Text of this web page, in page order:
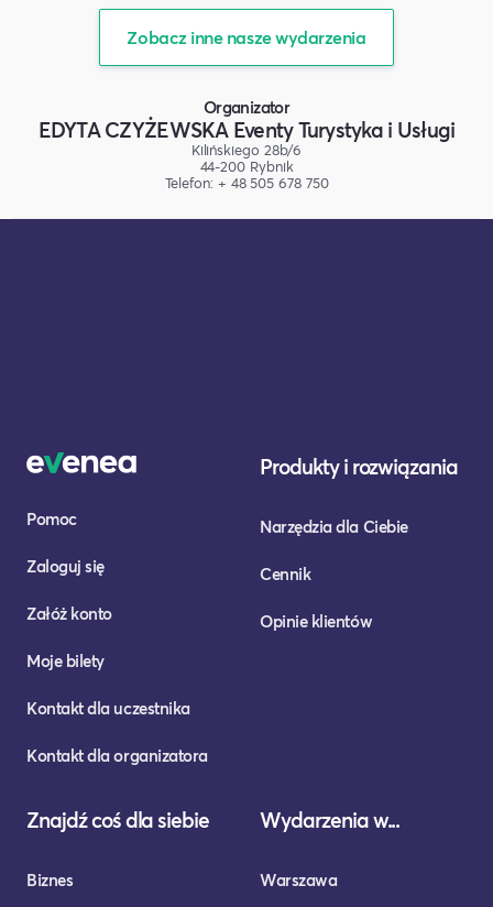
Zobacz inne nasze wydarzenia
Organizator
EDYTA CZYŻEWSKA Eventy Turystyka i Usługi
Kilińskiego 28b/6
44-200 Rybnik
Telefon: + 48 505 678 750
Pomoc
Zaloguj się
Załóż konto
Moje bilety
Kontakt dla uczestnika
Kontakt dla organizatora
Produkty i rozwiązania
Narzędzia dla Ciebie
Cennik
Opinie klientów
Znajdź coś dla siebie
Biznes
Wydarzenia w...
Warszawa